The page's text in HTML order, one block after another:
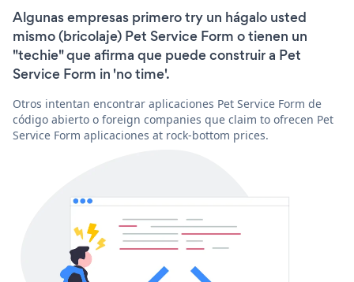
Algunas empresas primero try un hágalo usted
mismo (bricolaje) Pet Service Form o tienen un
"techie" que afirma que puede construir a Pet
Service Form in 'no time'.
Otros intentan encontrar aplicaciones Pet Service Form de
código abierto o foreign companies que claim to ofrecen Pet
Service Form aplicaciones at rock-bottom prices.